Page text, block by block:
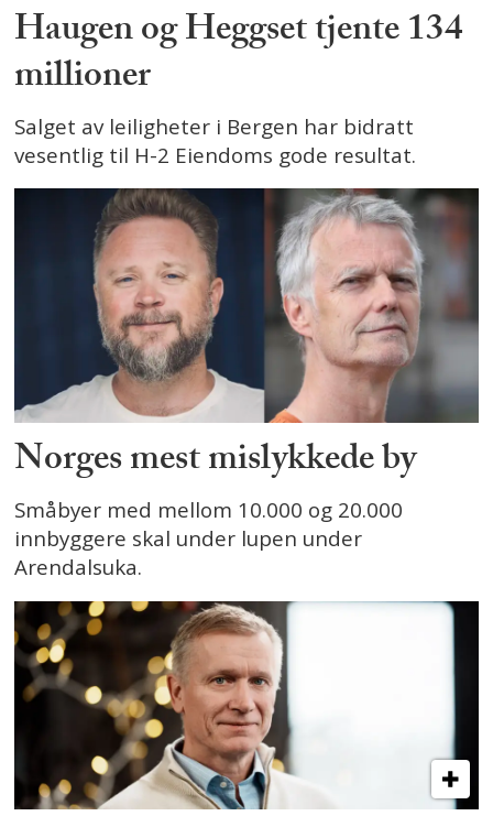
Haugen og Heggset tjente 134
millioner
Salget av leiligheter i Bergen har bidratt
vesentlig til H-2 Eiendoms gode resultat.
Norges mest mislykkede by
Småbyer med mellom 10.000 og 20.000
innbyggere skal under lupen under
Arendalsuka.